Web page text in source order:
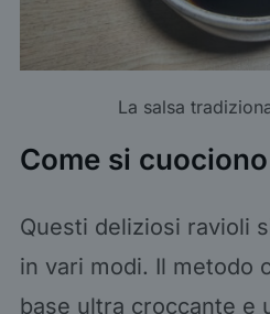
La salsa
Come si
Questi deliziosi ravioli
in vari modi. Il metodo
base ultra croccante e